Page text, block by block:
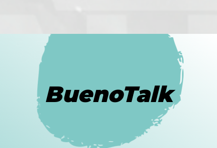
BuenoTalk